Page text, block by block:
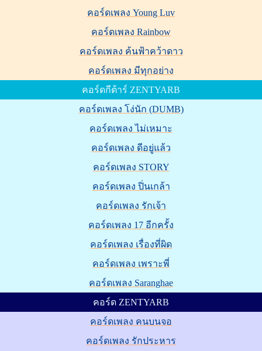
คอร์ดเพลง Young Luv
คอร์ดเพลง Rainbow
คอร์ดเพลง ค้นฟ้าคว้าดาว
คอร์ดเพลง มีทุกอย่าง
คอร์ดกีต้าร์ ZENTYARB
คอร์ดเพลง โง่นัก (DUMB)
คอร์ดเพลง ไม่เหมาะ
คอร์ดเพลง ดีอยู่แล้ว
คอร์ดเพลง STORY
คอร์ดเพลง ปิ่นเกล้า
คอร์ดเพลง รักเจ้า
คอร์ดเพลง 17 อีกครั้ง
คอร์ดเพลง เรื่องที่ผิด
คอร์ดเพลง เพราะพี่
คอร์ดเพลง Saranghae
คอร์ด ZENTYARB
คอร์ดเพลง คนบนจอ
คอร์ดเพลง รักประหาร